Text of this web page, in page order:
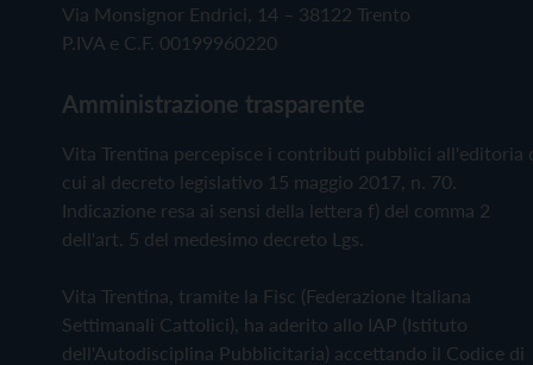
Via Monsignor Endrici, 14 – 38122 Trento
P.IVA e C.F. 00199960220
Amministrazione trasparente
Vita Trentina percepisce i contributi pubblici all'editoria
cui al decreto legislativo 15 maggio 2017, n. 70.
Indicazione resa ai sensi della lettera f) del comma 2
dell'art. 5 del medesimo decreto Lgs.
Vita Trentina, tramite la Fisc (Federazione Italiana
Settimanali Cattolici), ha aderito allo IAP (Istituto
dell'Autodisciplina Pubblicitaria) accettando il Codice di